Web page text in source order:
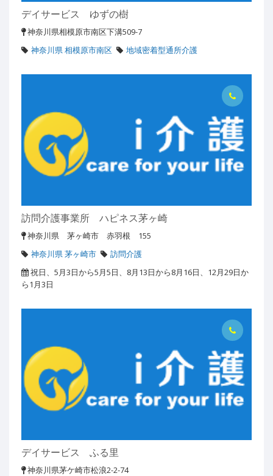
デイサービス ゆずの樹
神奈川県相模原市南区下溝509-7
神奈川県 相模原市南区
地域密着型通所介護
訪問介護事業所 ハピネス茅ヶ崎
神奈川県 茅ヶ崎市 赤羽根 155
神奈川県 茅ヶ崎市
訪問介護
祝日、5月3日から5月5日、8月13日から8月16日、12月29日か
ら1月3日
デイサービス ふる里
神奈川県茅ケ崎市松浪2-2-74